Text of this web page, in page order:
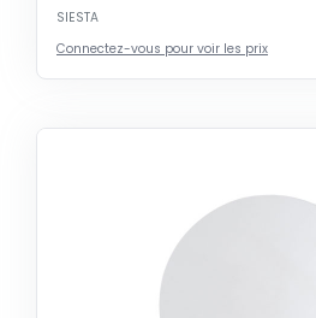
SIESTA
Connectez-vous pour voir les prix